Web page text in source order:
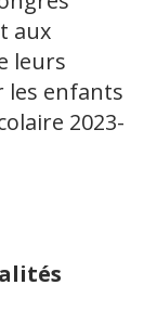
aux
leurs
les enfants
2023-